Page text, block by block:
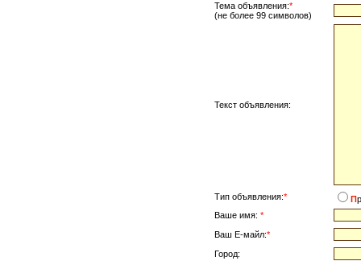
Тема объявления:*
(не более 99 символов)
Текст объявления:
Тип объявления:* П
Ваше имя: *
Ваш Е-майл:*
Город: